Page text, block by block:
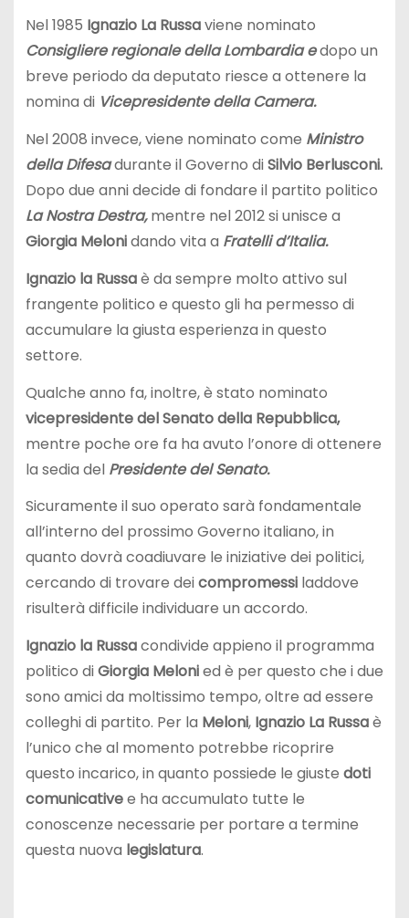
Nel 1985 Ignazio La Russaviene nominato
Consigliere regionale della Lombardia edopo un
breve periodo da deputato riesce a ottenere la
nomina di Vicepresidente della Camera.
Nel 2008 invece, viene nominato come Ministro
della Difesadurante il Governo diSilvio Berlusconi.
Dopo due anni decide di fondare il partito politico
La Nostra Destra,mentre nel 2012 si unisce a
Giorgia Melonidando vita a Fratelli d’Italia.
Ignazio la Russaè da sempre molto attivo sul
frangente politico e questo gli ha permesso di
accumulare la giusta esperienza in questo
settore.
Qualche anno fa, inoltre, è stato nominato
vicepresidente del Senato della Repubblica,
mentre poche ore fa ha avuto l’onore di ottenere
la sedia del Presidente del Senato.
Sicuramente il suo operato sarà fondamentale
all’interno del prossimo Governo italiano, in
quanto dovrà coadiuvare le iniziative dei politici,
cercando di trovare deicompromessiladdove
risulterà difficile individuare un accordo.
Ignazio la Russacondivide appieno il programma
politico diGiorgia Melonied è per questo che i due
sono amici da moltissimo tempo, oltre ad essere
colleghi di partito. Per la Meloni, Ignazio La Russaè
l’unico che al momento potrebbe ricoprire
questo incarico, in quanto possiede le giuste doti
comunicativee ha accumulato tutte le
conoscenze necessarie per portare a termine
questa nuova legislatura.